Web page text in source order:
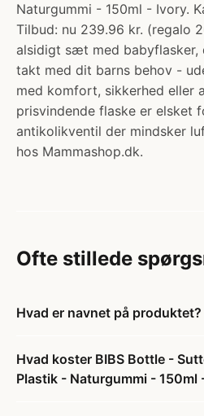
Naturgummi - 150ml - Ivory.
Tilbud: nu 239.96 kr. (regalo
alsidigt sæt med babyflasker,
takt med dit barns behov -
med komfort, sikkerhed eller
prisvindende flaske er elsket
antikolikventil der mindsker
hos Mammashop.dk.
Ofte stillede
Hvad er navnet på produktet?
Hvad koster BIBS Bottle -
Plastik - Naturgummi - 150ml